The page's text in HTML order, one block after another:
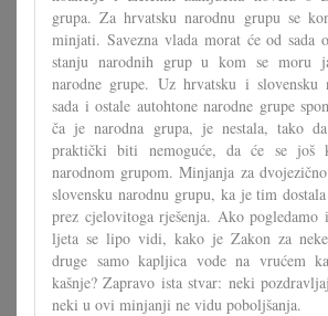
grupa. Za hrvatsku narodnu grupu se
minjati. Savezna vlada morat će od sada
stanju narodnih grup u kom se moru
narodne grupe. Uz hrvatsku i slovensku
sada i ostale autohtone narodne grupe
ča je narodna grupa, je nestala, tako
praktički biti nemoguće, da će se još
narodnom grupom. Minjanja za
slovensku narodnu grupu, ka je tim
prez cjelovitoga rješenja. Ako pogledamo
ljeta se lipo vidi, kako je Zakon za
druge samo kapljica vode na vrućem
kašnje? Zapravo ista stvar: neki
neki u ovi minjanji ne vidu poboljšanja.